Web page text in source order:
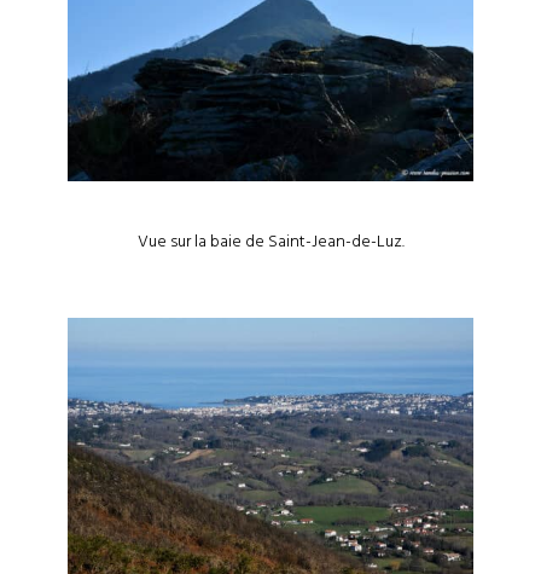
Vue sur la baie de Saint-Jean-de-Luz.